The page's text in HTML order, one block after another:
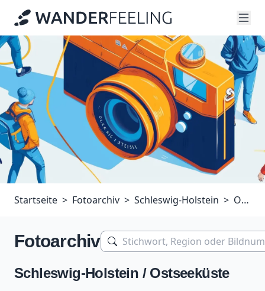
Startseite Fotoarchiv Schleswig-Holstein Ostseeküste
Fotoarchiv
Schleswig-Holstein / Ostseeküste